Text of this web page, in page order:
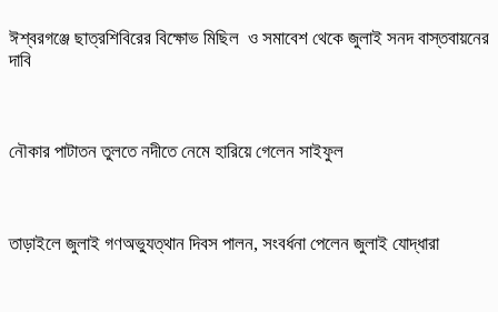
ঈশ্বরগঞ্জে ছাত্রশিবিরের বিক্ষোভ মিছিল ও সমাবেশ থেকে জুলাই সনদ বাস্তবায়নের
দাবি
নৌকার পাটাতন তুলতে নদীতে নেমে হারিয়ে গেলেন সাইফুল
তাড়াইলে জুলাই গণঅভ্যুত্থান দিবস পালন, সংবর্ধনা পেলেন জুলাই যোদ্ধারা